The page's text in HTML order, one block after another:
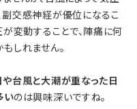
交感神経が優位になるこ
変動することで、陣痛に何
しれません。
台風と大潮が重なった日
いのは興味深いですね。